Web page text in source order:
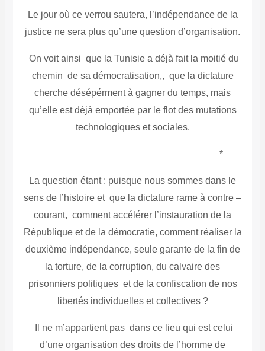
Le jour où ce verrou sautera, l’indépendance de la
justice ne sera plus qu’une question d’organisation.
On voit ainsi que la Tunisie a déjà fait la moitié du
chemin de sa démocratisation,, que la dictature
cherche désépérment à gagner du temps, mais
qu’elle est déjà emportée par le flot des mutations
technologiques et sociales.
*
La question étant : puisque nous sommes dans le
sens de l’histoire et que la dictature rame à contre –
courant, comment accélérer l’instauration de la
République et de la démocratie, comment réaliser la
deuxième indépendance, seule garante de la fin de
la torture, de la corruption, du calvaire des
prisonniers politiques et de la confiscation de nos
libertés individuelles et collectives ?
Il ne m’appartient pas dans ce lieu qui est celui
d’une organisation des droits de l’homme de